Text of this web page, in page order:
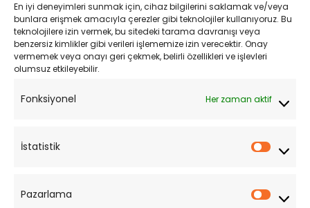
En iyi deneyimleri sunmak için, cihaz bilgilerini saklamak ve/veya
bunlara erişmek amacıyla çerezler gibi teknolojiler kullanıyoruz. Bu
teknolojilere izin vermek, bu sitedeki tarama davranışı veya
benzersiz kimlikler gibi verileri işlememize izin verecektir. Onay
vermemek veya onayı geri çekmek, belirli özellikleri ve işlevleri
olumsuz etkileyebilir.
Fonksiyonel Her zaman aktif
İstatistik
Pazarlama
Kişisel Verilerin Korunması
Mesafeli Satış Sözleşmesi
Sipariş Takibi